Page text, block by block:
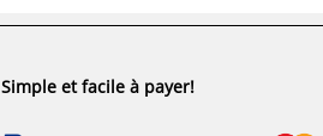
Simple et facile à payer!